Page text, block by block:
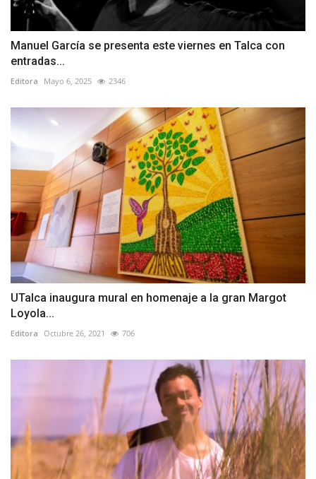
Manuel García se presenta este viernes en Talca con
entradas...
Editora Mayo 6, 2025 2346
UTalca inaugura mural en homenaje a la gran Margot
Loyola...
Editora Octubre 26, 2021 706